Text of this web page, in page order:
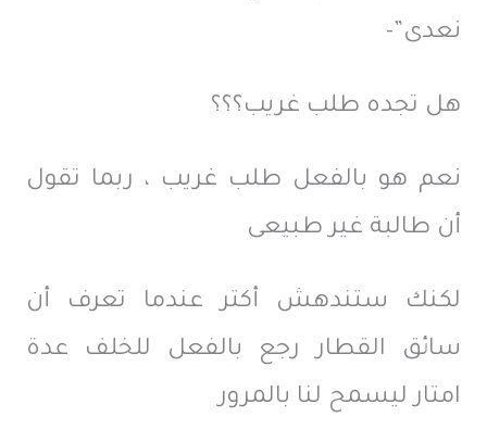
نعدى”-
هل تجده طلب غريب؟؟؟
نعم هو بالفعل طلب غريب ، ربما تقول
أن طالبة غير طبيعى
لكنك ستندهش أكتر عندما تعرف أن
سائق القطار رجع بالفعل للخلف عدة
امتار ليسمح لنا بالمرور